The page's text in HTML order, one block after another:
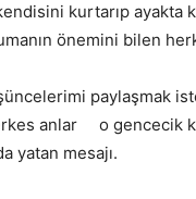
kurtarıp ayakta
önemini bilen
paylaşmak
anlar o gencecik
yatan mesajı.